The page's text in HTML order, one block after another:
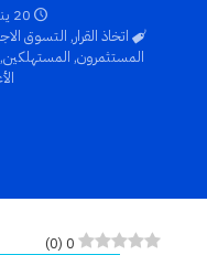
20 يناير، 2018
اتخاذ القرار, التسوق
المستثمرون, المستهلكين,
0
(
0
)